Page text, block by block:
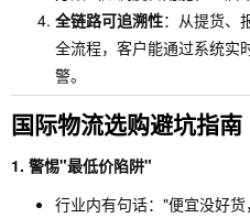
全链路可追溯性：从提货、
全流程，客户能通过系统实
警。
国际物流选购避坑指南
1. 警惕"最低价陷阱"
行业内有句话："便宜没好